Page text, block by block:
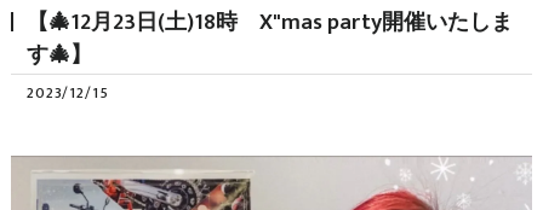
【🎄12月23日(土)18時 X"mas party開催いたしま
す🎄】
2023/12/15